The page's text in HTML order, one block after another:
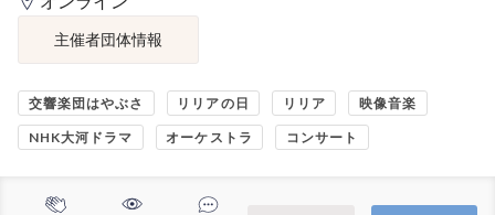
主催者団体情報
交響楽団はやぶさ リリアの日 リリア 映像音楽
NHK大河ドラマ オーケストラ コンサート